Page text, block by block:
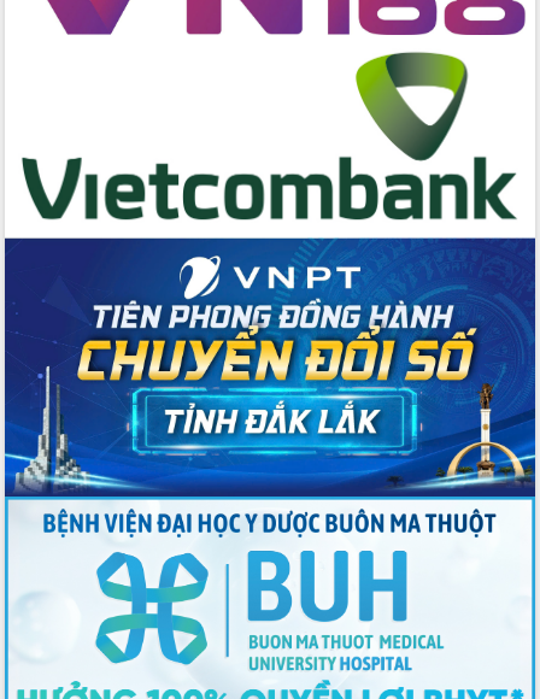
Thứ trưởng Bộ Y tế làm việc với tỉnh
Đắk Lắk về phát triển nhân lực y tế
Tập huấn ứng dụng trí tuệ nhân tạo (AI)
trong thương mại điện tử năm 2026
trao đổi thông tin trước Kỳ họp thứ
Quyết liệt cải cách hành chính, khơi
thông nguồn lực phát triển
Nâng cao hiệu lực, hiệu quả HĐND
tỉnh thông qua hiện đại hóa hành chính
Xã Ea Phê gắn cải cách hành chính với
chuyển đổi số
Phó Chủ tịch Thường trực UBND tỉnh
Hồ Thị Nguyên Thảo làm việc tại Trung
tâm Phục vụ hành chính công xã Ea
Xây dựng nền hành chính số đồng
hành cùng nông dân dân, doanh nghiệp
Giai đoạn 2026-2030, Đắk Lắk phấn
đấu có 77% xã đạt chuẩn nông thôn